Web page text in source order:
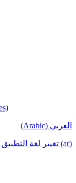
العربي (Arabic)
(ar) تغيير لغة التطبيق إلى العربية